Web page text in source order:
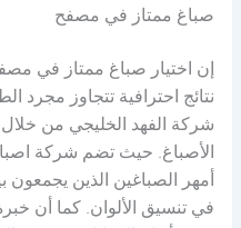
صباغ ممتاز في مصفح
إن اختيار صباغ ممتاز في
نتائج احترافية تتجاوز مجرد
شركة الفهد الخليجي من خلال
الأصباغ. حيث تضم شركة
أمهر الصباغين الذين يجمعون
في تنسيق الألوان. كما أن